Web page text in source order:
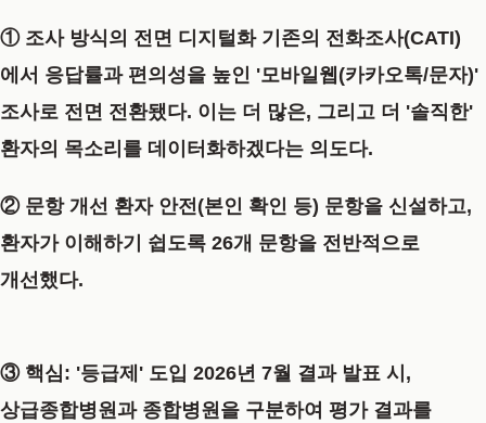
① 조사 방식의 전면 디지털화기존의 전화조사(CATI)
에서 응답률과 편의성을 높인 '모바일웹(카카오톡/문자)'
조사로 전면 전환됐다. 이는 더 많은, 그리고 더 '솔직한'
환자의 목소리를 데이터화하겠다는 의도다.
② 문항 개선 환자 안전(본인 확인 등) 문항을 신설하고,
환자가 이해하기 쉽도록 26개 문항을 전반적으로
개선했다.
③ 핵심: '등급제' 도입 2026년 7월 결과 발표 시,
상급종합병원과 종합병원을 구분하여 평가 결과를